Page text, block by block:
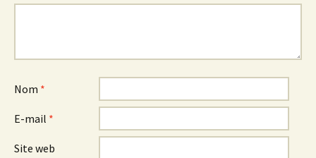
Nom *
E-mail *
Site web